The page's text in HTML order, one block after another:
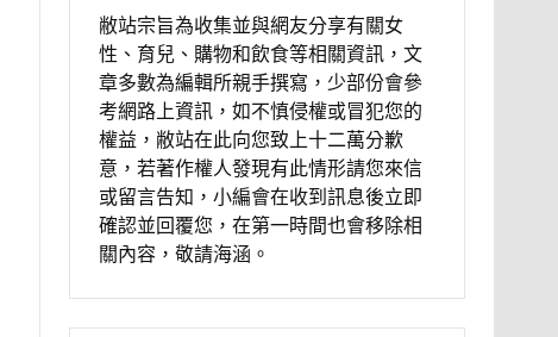
敝站宗旨為收集並與網友分享有關女
性、育兒、購物和飲食等相關資訊，文
章多數為編輯所親手撰寫，少部份會參
考網路上資訊，如不慎侵權或冒犯您的
權益，敝站在此向您致上十二萬分歉
意，若著作權人發現有此情形請您來信
或留言告知，小編會在收到訊息後立即
確認並回覆您，在第一時間也會移除相
關內容，敬請海涵。